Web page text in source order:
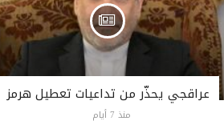
عراقجي يحذّر من تداعيات تعطيل هرمز
منذ 7 أيام